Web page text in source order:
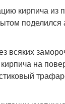
кирпича из
поделился
всяких
на